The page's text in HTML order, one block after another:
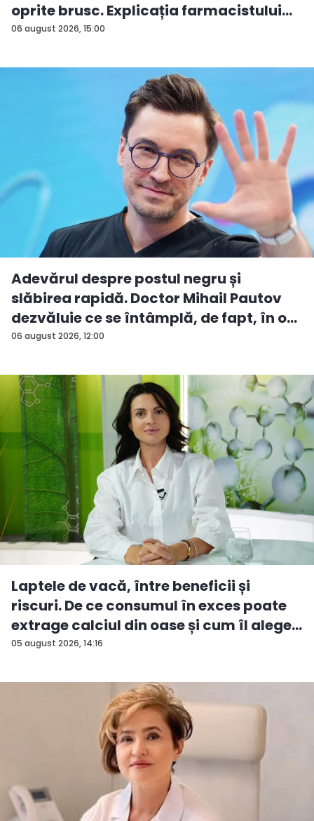
06 august 2026, 15:00
oprite brusc. Explicația farmacistului
C...
06 august 2026, 12:00
Adevărul despre postul negru și
slăbirea rapidă. Doctor Mihail Pautov
dezvăluie ce se întâmplă, de fapt, în o...
05 august 2026, 14:16
Laptele de vacă, între beneficii și
riscuri. De ce consumul în exces poate
extrage calciul din oase și cum îl alege...